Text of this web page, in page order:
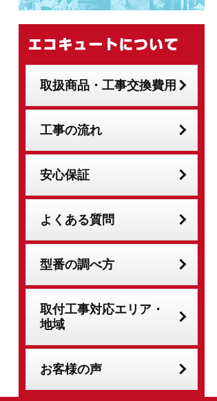
取扱商品・工事交換費用
工事の流れ
安心保証
よくある質問
型番の調べ方
取付工事対応エリア・
地域
お客様の声